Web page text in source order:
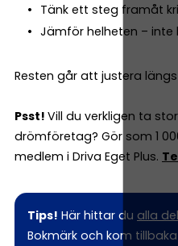
Tänk ett steg framåt
Jämför helheten –
Resten går att justera
Psst! Vill du verkligen ta
drömföretag? Gör som 1
medlem i Driva Eget Plus.
Tips! Här hittar du alla
Bokmärk och kom